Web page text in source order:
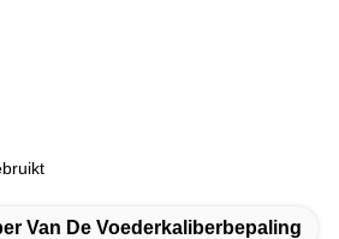
Van De Voederkaliberbepaling